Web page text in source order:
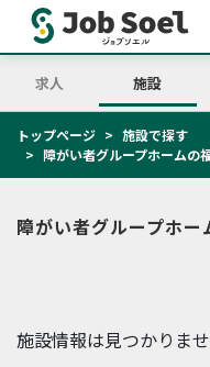
求人 施設
トップページ
施設で探す
障がい者グループホームの
障がい者グループホ
施設情報は見つかりませ